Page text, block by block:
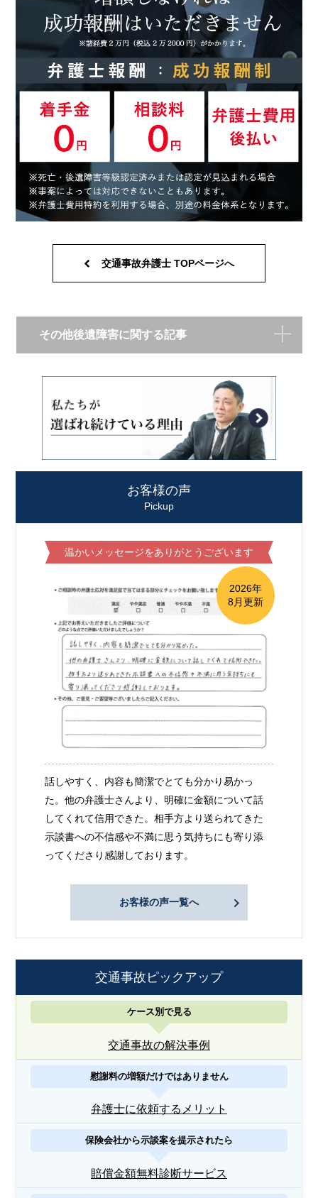
交通事故弁護士 TOPページへ
その他後遺障害に関する記事
お客様の声
Pickup
温かいメッセージをありがとうございます
2026年
8月更新
話しやすく、内容も簡潔でとても分かり易かっ
た。他の弁護士さんより、明確に金額について話
してくれて信用できた。相手方より送られてきた
示談書への不信感や不満に思う気持ちにも寄り添
ってくださり感謝しております。
お客様の声一覧へ
交通事故ピックアップ
ケース別で見る
交通事故の解決事例
慰謝料の増額だけではありません
弁護士に依頼するメリット
保険会社から示談案を提示されたら
賠償金額無料診断サービス